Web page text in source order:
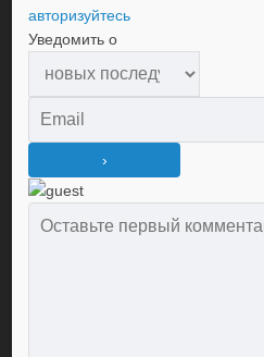
авторизуйтесь
Уведомить о